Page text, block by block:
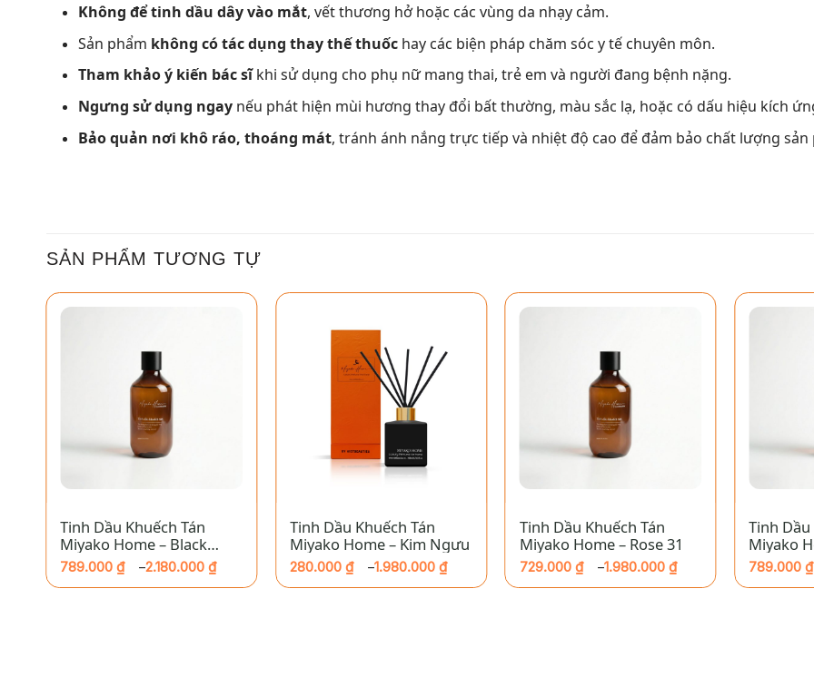
Không để tinh dầu dây vào mắt, vết thương hở hoặc các vùng da nhạy cảm.
Sản phẩm không có tác dụng thay thế thuốc hay các biện pháp chăm sóc y tế chuyên môn.
Tham khảo ý kiến bác sĩkhi sử dụng cho phụ nữ mang thai, trẻ em và người đang bệnh nặng.
Ngưng sử dụng ngay nếu phát hiện mùi hương thay đổi bất thường, màu sắc lạ, hoặc có dấu hiệu kích
Bảo quản nơi khô ráo, thoáng mát, tránh ánh nắng trực tiếp và nhiệt độ cao để đảm bảo chất lượng sản
SẢN PHẨM TƯƠNG TỰ
Tinh Dầu Khuếch Tán
Miyako Home – Black
Poppy
789.000₫ –2.180.000₫
giá:
Tinh Dầu Khuếch Tán
Miyako Home – Kim Ngưu
280.000 ₫ –1.980.000 ₫
giá:
Tinh Dầu Khuếch Tán
Miyako Home – Rose 31
729.000 ₫ –1.980.000 ₫
giá:
Tinh
Miyako
Nuit
789.000₫
giá: